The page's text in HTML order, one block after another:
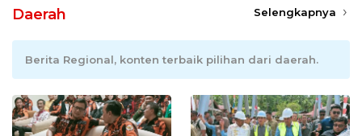
Daerah Selengkapnya
Berita Regional, konten terbaik pilihan dari daerah.